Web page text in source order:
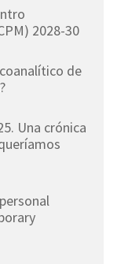
2028-30
de
Una crónica